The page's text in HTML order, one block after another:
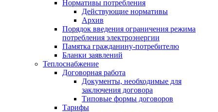
Нормативы потребления
Действующие нормативы
Архив
Порядок введения ограничения режима
потребления электроэнергии
Памятка гражданину-потребителю
Бланки заявлений
Теплоснабжение
Договорная работа
Документы, необходимые для
заключения договора
Типовые формы договоров
Тарифы